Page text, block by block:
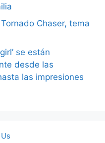
Chaser, tema
se están
desde las
las impresiones